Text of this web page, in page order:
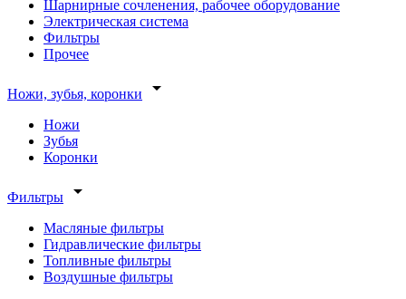
Шарнирные сочленения, рабочее оборудование
Электрическая система
Фильтры
Прочее
Ножи, зубья, коронки arrow_drop_down
Ножи
Зубья
Коронки
Фильтры arrow_drop_down
Масляные фильтры
Гидравлические фильтры
Топливные фильтры
Воздушные фильтры